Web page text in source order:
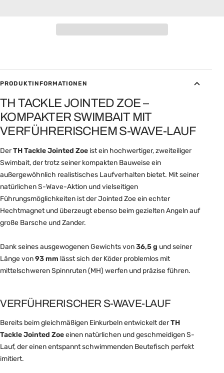
PRODUKTINFORMATIONEN
TH TACKLE JOINTED ZOE –
KOMPAKTER SWIMBAIT MIT
VERFÜHRERISCHEM S-WAVE-LAUF
DerTH Tackle Jointed Zoe ist ein hochwertiger, zweiteiliger
Swimbait, der trotz seiner kompakten Bauweise ein
außergewöhnlich realistisches Laufverhalten bietet. Mit seiner
natürlichen S-Wave-Aktion und vielseitigen
Führungsmöglichkeiten ist der Jointed Zoe ein echter
Hechtmagnet und überzeugt ebenso beim gezielten Angeln auf
große Barsche und Zander.
Dank seines ausgewogenen Gewichts von36,5 g und seiner
Länge von93 mm lässt sich der Köder problemlos mit
mittelschweren Spinnruten (MH) werfen und präzise führen.
VERFÜHRERISCHER S-WAVE-LAUF
Bereits beim gleichmäßigen Einkurbeln entwickelt derTH
Tackle Jointed Zoeeinen natürlichen und geschmeidigen S-
Lauf, der einen entspannt schwimmenden Beutefisch perfekt
imitiert.